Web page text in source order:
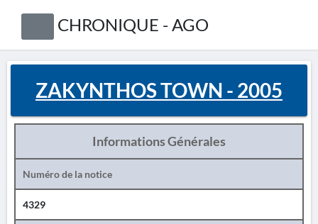
CHRONIQUE - AGO
ZAKYNTHOS TOWN - 2005
Informations Générales
Numéro de la notice
4329